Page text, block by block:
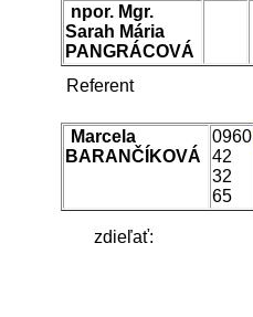
npor. Mgr.
Sarah Mária
PANGRÁCOVÁ
Referent
Marcela
BARANČÍKOVÁ
0960
42
32
65
zdieľať: